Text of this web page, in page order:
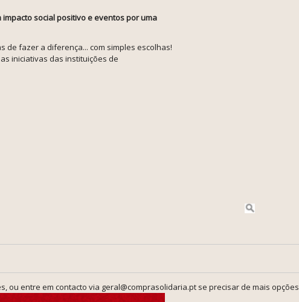
social positivo e eventos por uma
de fazer a diferença... com simples escolhas!
iniciativas das instituições de
entre em contacto via geral@comprasolidaria.pt se precisar de mais opções